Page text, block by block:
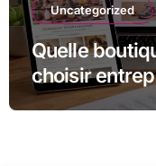
Uncategorized
Quelle
choisir